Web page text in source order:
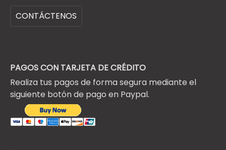
CONTÁCTENOS
PAGOS CON TARJETA DE CRÉDITO
Realiza tus pagos de forma segura mediante el
siguiente botón de pago en Paypal.